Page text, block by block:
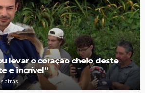
levar o coração cheio deste
e incrível”
atrás